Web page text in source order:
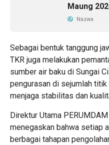
Maung
Nazwa
Sebagai bentuk tanggung
TKR juga melakukan
sumber air baku di Sungai
pengurasan di sejumlah
menjaga stabilitas dan
Direktur Utama
menegaskan bahwa setiap
berbagai tahapan